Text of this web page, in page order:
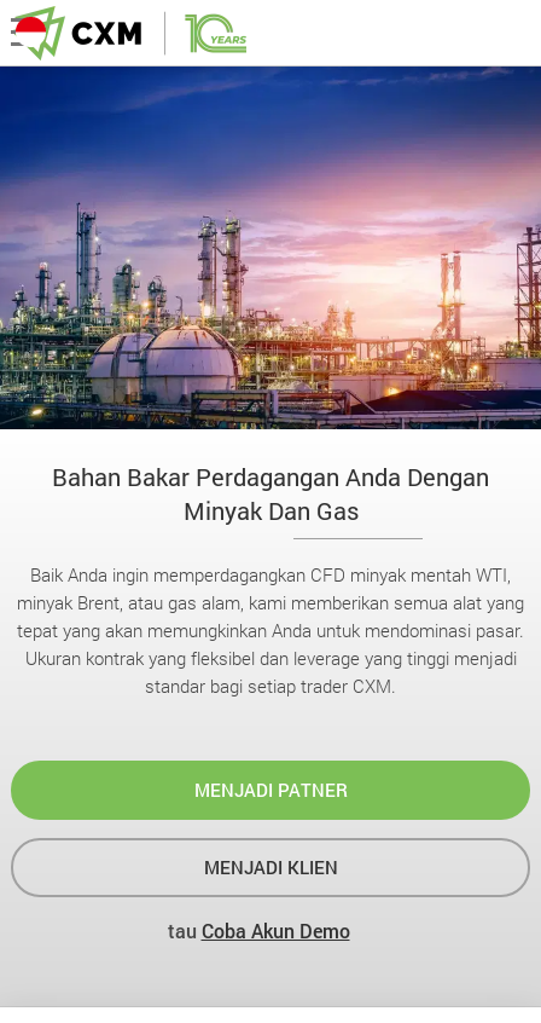
Bahan Bakar Perdagangan Anda Dengan
Minyak Dan Gas
Baik Anda ingin memperdagangkan CFD minyak mentah WTI,
minyak Brent, atau gas alam, kami memberikan semua alat yang
tepat yang akan memungkinkan Anda untuk mendominasi pasar.
Ukuran kontrak yang fleksibel dan leverage yang tinggi menjadi
standar bagi setiap trader CXM.
MENJADI PATNER
MENJADI KLIEN
tau Coba Akun Demo